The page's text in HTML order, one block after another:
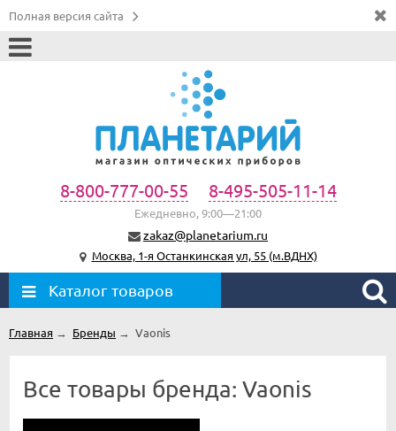
Полная версия сайта
8-800-777-00-55 8-495-505-11-14
Ежедневно, 9:00—21:00
zakaz@planetarium.ru
Москва, 1-я Останкинская ул, 55 (м.ВДНХ)
Каталог товаров
Главная → Бренды → Vaonis
Все товары бренда: Vaonis